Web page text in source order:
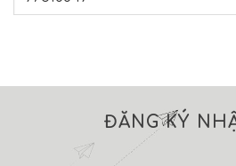
ĐĂNG KÝ